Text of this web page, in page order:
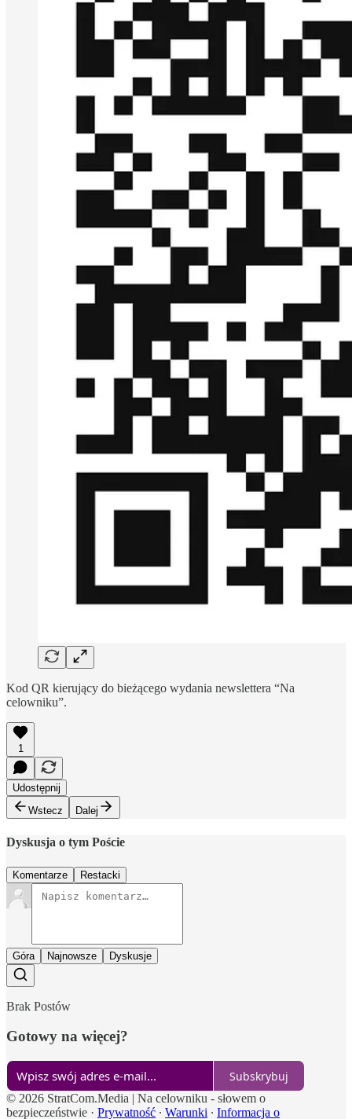
Kod QR kierujący do bieżącego wydania newslettera “Na
celowniku”.
1
Udostępnij
Wstecz
Dalej
Dyskusja o tym Poście
Komentarze Restacki
Góra Najnowsze Dyskusje
Brak Postów
Gotowy na więcej?
Subskrybuj
© 2026 StratCom.Media | Na celowniku - słowem o
bezpieczeństwie · Prywatność ∙ Warunki ∙ Informacja o